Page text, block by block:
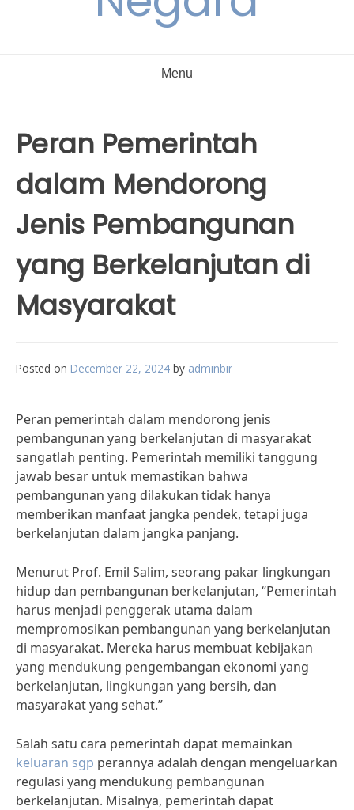
Menu
Peran Pemerintah
dalam Mendorong
Jenis Pembangunan
yang Berkelanjutan di
Masyarakat
Posted on December 22, 2024 by adminbir
Peran pemerintah dalam mendorong jenis
pembangunan yang berkelanjutan di masyarakat
sangatlah penting. Pemerintah memiliki tanggung
jawab besar untuk memastikan bahwa
pembangunan yang dilakukan tidak hanya
memberikan manfaat jangka pendek, tetapi juga
berkelanjutan dalam jangka panjang.
Menurut Prof. Emil Salim, seorang pakar lingkungan
hidup dan pembangunan berkelanjutan, “Pemerintah
harus menjadi penggerak utama dalam
mempromosikan pembangunan yang berkelanjutan
di masyarakat. Mereka harus membuat kebijakan
yang mendukung pengembangan ekonomi yang
berkelanjutan, lingkungan yang bersih, dan
masyarakat yang sehat.”
Salah satu cara pemerintah dapat memainkan
keluaran sgp perannya adalah dengan mengeluarkan
regulasi yang mendukung pembangunan
berkelanjutan. Misalnya, pemerintah dapat